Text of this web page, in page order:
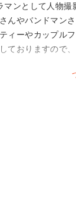
ンとして人物撮
んやバンドマン
ィーやカップル
ておりますので
好みのテイスト